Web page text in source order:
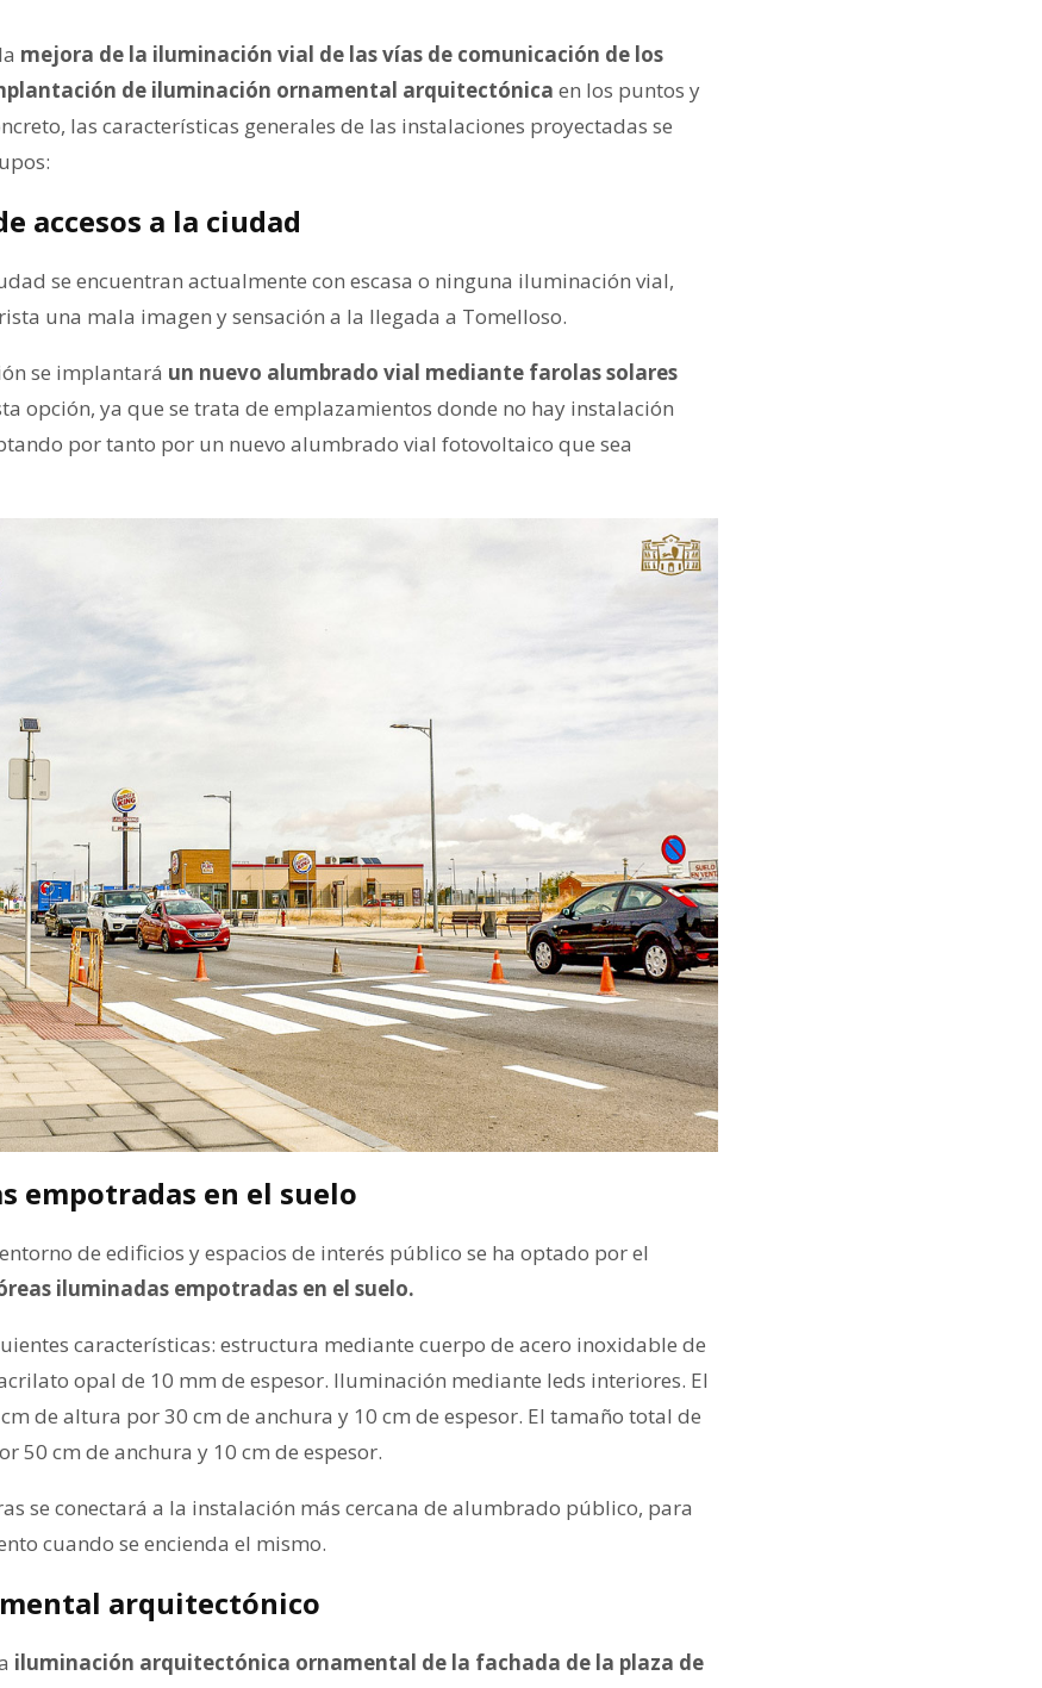
mejora de la iluminación vial de las vías de comunicación de los
de iluminación ornamental arquitectónica en los puntos y
las características generales de las instalaciones proyectadas se
accesos a la ciudad
se encuentran actualmente con escasa o ninguna iluminación vial,
una mala imagen y sensación a la llegada a Tomelloso.
se implantará un nuevo alumbrado vial mediante farolas solares
opción, ya que se trata de emplazamientos donde no hay instalación
por tanto por un nuevo alumbrado vial fotovoltaico que sea
empotradas en el suelo
de edificios y espacios de interés público se ha optado por el
iluminadas empotradas en el suelo.
características: estructura mediante cuerpo de acero inoxidable de
opal de 10 mm de espesor. Iluminación mediante leds interiores. El
de altura por 30 cm de anchura y 10 cm de espesor. El tamaño total de
50 cm de anchura y 10 cm de espesor.
se conectará a la instalación más cercana de alumbrado público, para
cuando se encienda el mismo.
arquitectónico
iluminación arquitectónica ornamental de la fachada de la plaza de